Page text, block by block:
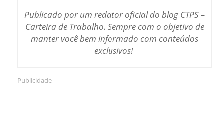
Publicado por um redator oficial do blog CTPS –
Carteira de Trabalho. Sempre com o objetivo de
manter você bem informado com conteúdos
exclusivos!
Publicidade